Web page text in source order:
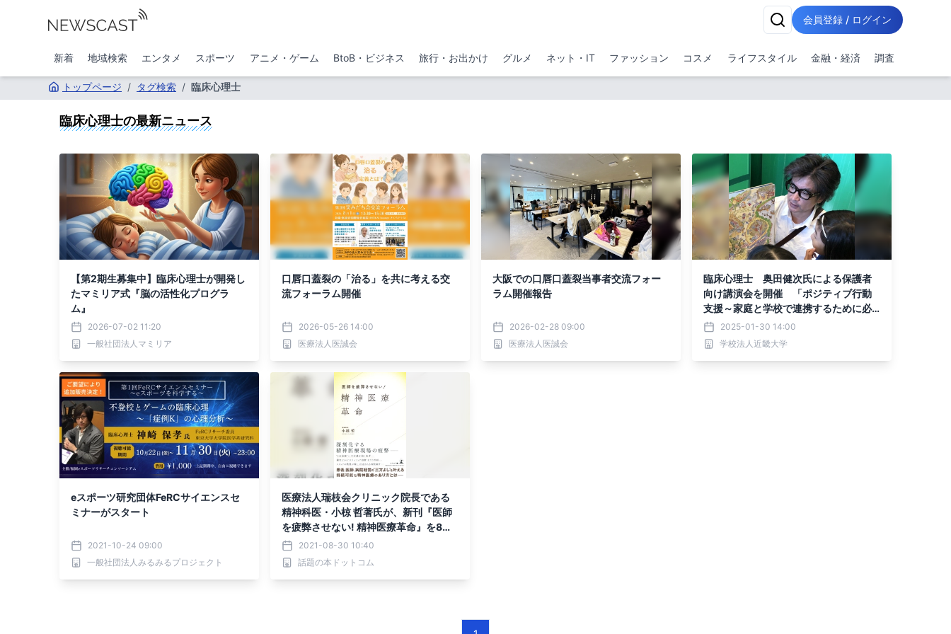
会員登録 / ログイン
新着 地域検索 エンタメ スポーツ アニメ・ゲーム BtoB・ビジネス 旅行・お出かけ グルメ ネット・IT ファッション コスメ ライフスタイル 金融・経済 調査
トップページ / タグ検索 / 臨床心理士
臨床心理士の最新ニュース
【第2期生募集中】臨床心理士が開発し
たマミリア式『脳の活性化プログラ
ム』
2026-07-02 11:20
一般社団法人マミリア
口唇口蓋裂の「治る」を共に考える交
流フォーラム開催
2026-05-26 14:00
医療法人医誠会
大阪での口唇口蓋裂当事者交流フォー
ラム開催報告
2026-02-28 09:00
医療法人医誠会
臨床心理士 奥田健次氏による保護者
向け講演会を開催 「ポジティブ行動
支援～家庭と学校で連携するために必
要なこと～」
2025-01-30 14:00
学校法人近畿大学
eスポーツ研究団体FeRCサイエンスセ
ミナーがスタート
2021-10-24 09:00
一般社団法人みるみるプロジェクト
医療法人瑞枝会クリニック院長である
精神科医・小椋 哲著氏が、新刊『医師
を疲弊させない! 精神医療革命』を8月3
0日発売！
2021-08-30 10:40
話題の本ドットコム